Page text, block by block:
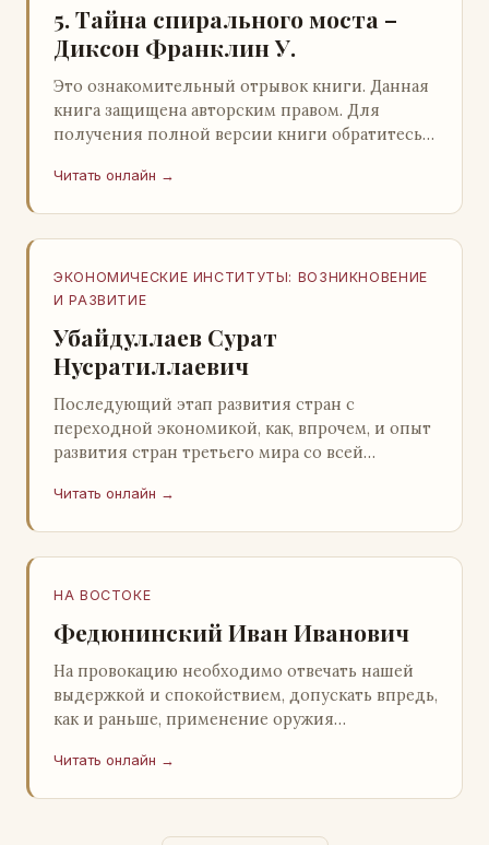
5. Тайна спирального моста –
Диксон Франклин У.
Это ознакомительный отрывок книги. Данная
книга защищена авторским правом. Для
получения полной версии книги обратитесь к
легального ко…
Читать онлайн →
ЭКОНОМИЧЕСКИЕ ИНСТИТУТЫ: ВОЗНИКНОВЕНИЕ
И РАЗВИТИЕ
Убайдуллаев Сурат
Нусратиллаевич
Последующий этап развития стран с
переходной экономикой, как, впрочем, и опыт
развития стран третьего мира со всей
ошибочность такого предс…
Читать онлайн →
НА ВОСТОКЕ
Федюнинский Иван Иванович
На провокацию необходимо отвечать нашей
выдержкой и спокойствием, допускать впредь,
как и раньше, применение оружия
самообороны о…
Читать онлайн →